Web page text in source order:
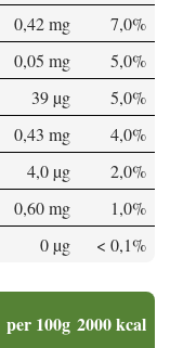
0,42 mg
7,0%
0,05 mg
5,0%
39 µg
5,0%
0,43 mg
4,0%
4,0 µg
2,0%
0,60 mg
1,0%
0 µg < 0,1%
per 100g 2000 kcal